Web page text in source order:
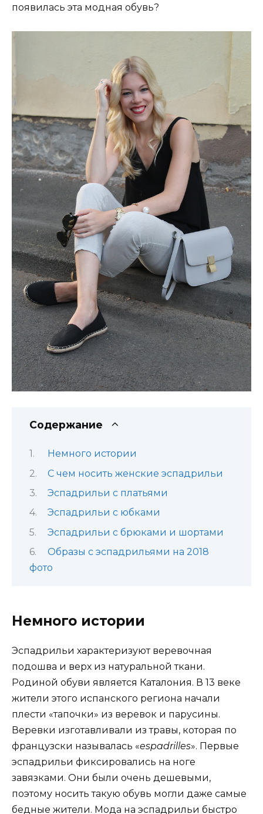
появилась эта модная обувь?
Содержание
Немного истории
С чем носить женские эспадрильи
Эспадрильи с платьями
Эспадрильи с юбками
Эспадрильи с брюками и шортами
Образы с эспадрильями на 2018
фото
Немного истории
Эспадрильи характеризуют веревочная
подошва и верх из натуральной ткани.
Родиной обуви является Каталония. В 13 веке
жители этого испанского региона начали
плести «тапочки» из веревок и парусины.
Веревки изготавливали из травы, которая по
французски называлась «espadrilles». Первые
эспадрильи фиксировались на ноге
завязками. Они были очень дешевыми,
поэтому носить такую обувь могли даже самые
бедные жители. Мода на эспадрильи быстро